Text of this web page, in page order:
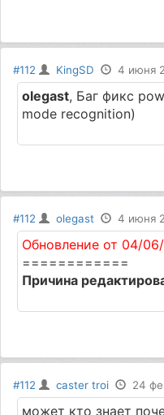
#112 KingSD 4 июня
olegast, Баг фикс
mode recognition)
#112 olegast 4 июня
Обновление от 04/
============
Причина
#112 caster troi 24
может кто знает